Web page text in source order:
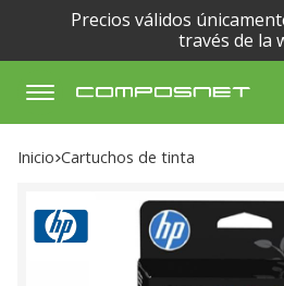
Precios válidos
través de la
Inicio cartuchos de tinta